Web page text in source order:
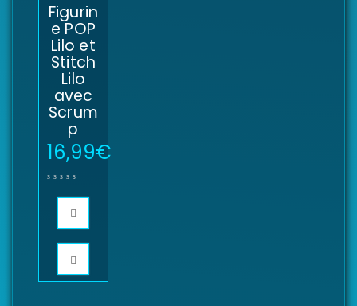
Figurin
e POP
Lilo et
Stitch
Lilo
avec
Scrum
p
16,99€